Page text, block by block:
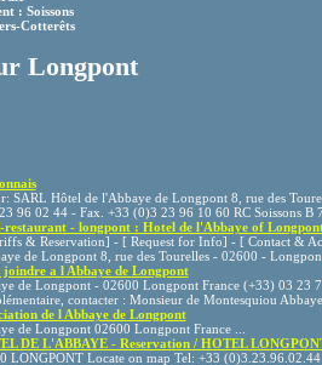
: Soissons
Cotterêts
Longpont
SARL Hôtel de l'Abbaye de Longpont 8, rue des
96 02 44 - Fax. +33 (0)3 23 96 10 60 RC Soissons B
restaurant - longpont : Hotel de l'Abbaye of
& Reservation] - [ Request for Info] - [ Contact &
de Longpont 8, rue des Tourelles - 02600 -
joindre a l Abbaye de Longpont
de Longpont - 02600 Longpont France (+33) 03 23
contacter : Monsieur de Montesquiou
de l Abbaye de Longpont
de Longpont 02600 Longpont France ...
DE L'ABBAYE - Reservation / HOTEL
LONGPONT Locate on map Tel: +33